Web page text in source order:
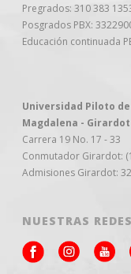
Pregrados: 310 383
Posgrados PBX:
Educación continuada
Universidad Piloto
Magdalena - Girardot
Carrera 19 No. 17 - 33
Conmutador Girardot:
Admisiones Girardot:
NUESTRAS